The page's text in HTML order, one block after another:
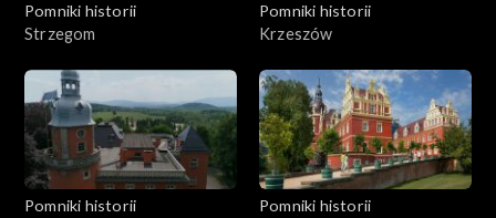
Pomniki historii
Strzegom
Pomniki historii
Krzeszów
Pomniki historii
Pomniki historii